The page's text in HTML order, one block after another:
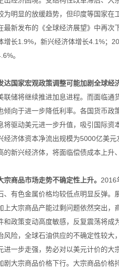
为明显的放缓趋势，但印度等国家在
最新发布的《全球经济展望》中再次
增长1.9%，新兴经济体增长4.1%；
。
达国家宏观政策调整可能加剧全球经
联储将继续推进加息进程。而面临通
倾向于进一步降低利率。各国货币政
将驱动美元进一步升值，吸引国际资
经济体资本净流出规模为5000亿美
的新兴经济体，将面临偿债成本上升
宗商品市场走势不确定性上升。 2016
、有色金属价格均较低点明显反弹。
上大宗商品产能过剩问题依然突出，
和政策变动高度敏感，反复震荡将成
风险，全球石油供应的不确定性较大
进一步走强，势必对以美元计价的大
剧大宗商品价格下行。大宗商品价格